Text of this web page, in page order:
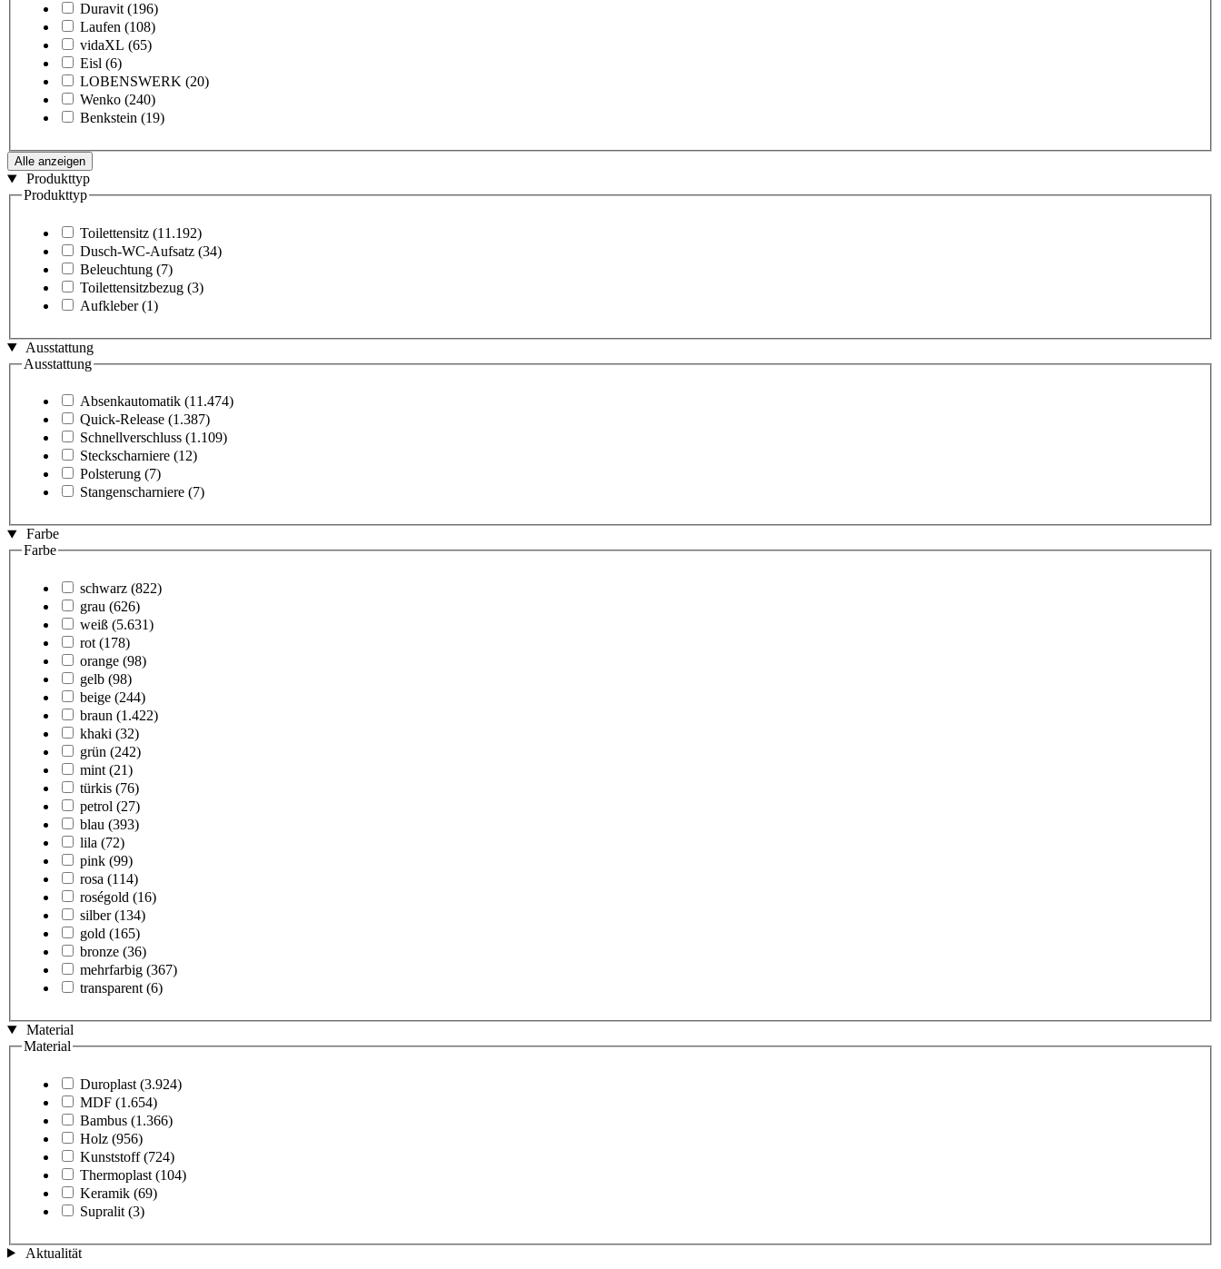
Duravit (196)
Laufen (108)
vidaXL (65)
Eisl (6)
LOBENSWERK (20)
Wenko (240)
Benkstein (19)
Alle anzeigen
Produkttyp
Produkttyp
Toilettensitz (11.192)
Dusch-WC-Aufsatz (34)
Beleuchtung (7)
Toilettensitzbezug (3)
Aufkleber (1)
Ausstattung
Ausstattung
Absenkautomatik (11.474)
Quick-Release (1.387)
Schnellverschluss (1.109)
Steckscharniere (12)
Polsterung (7)
Stangenscharniere (7)
Farbe
Farbe
schwarz (822)
grau (626)
weiß (5.631)
rot (178)
orange (98)
gelb (98)
beige (244)
braun (1.422)
khaki (32)
grün (242)
mint (21)
türkis (76)
petrol (27)
blau (393)
lila (72)
pink (99)
rosa (114)
roségold (16)
silber (134)
gold (165)
bronze (36)
mehrfarbig (367)
transparent (6)
Material
Material
Duroplast (3.924)
MDF (1.654)
Bambus (1.366)
Holz (956)
Kunststoff (724)
Thermoplast (104)
Keramik (69)
Supralit (3)
Aktualität